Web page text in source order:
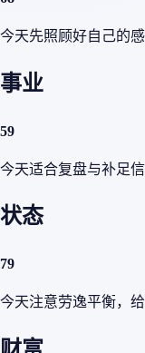
今天先照顾好自己的
事业
59
今天适合复盘与补足
状态
79
今天注意劳逸平衡，